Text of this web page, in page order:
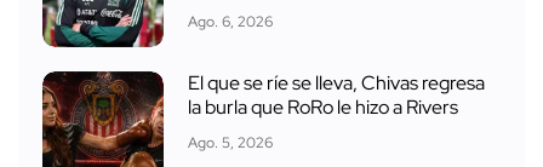
Ago. 6, 2026
El que se ríe se lleva, Chivas regresa
la burla que RoRo le hizo a Rivers
Ago. 5, 2026